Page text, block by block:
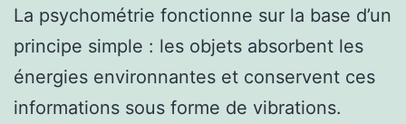
La psychométrie fonctionne sur la base d’un
principe simple : les objets absorbent les
énergies environnantes et conservent ces
informations sous forme de vibrations.